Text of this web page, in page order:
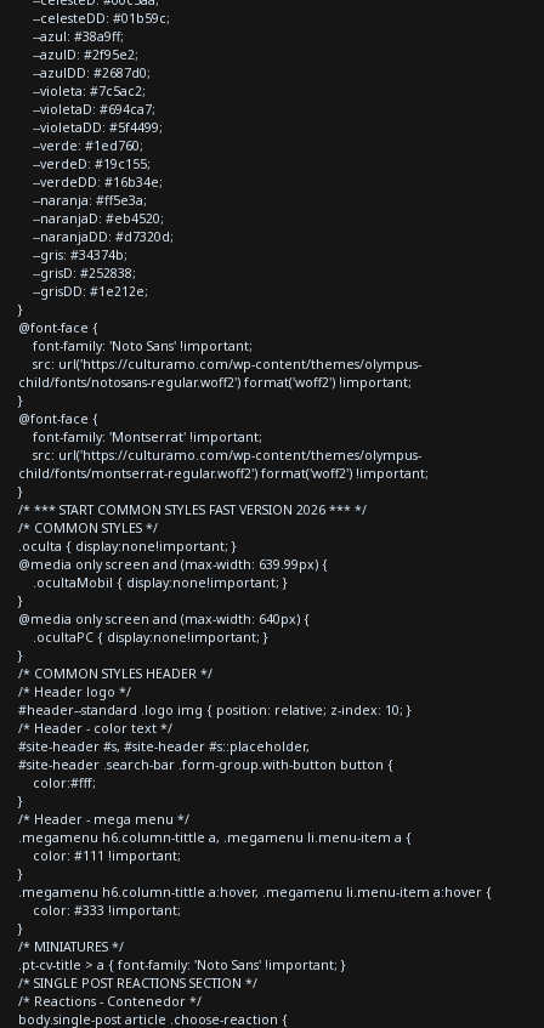
--celesteDD: #01b59c;
--azul: #38a9ff;
--azulD: #2f95e2;
--azulDD: #2687d0;
--violeta: #7c5ac2;
--violetaD: #694ca7;
--violetaDD: #5f4499;
--verde: #1ed760;
--verdeD: #19c155;
--verdeDD: #16b34e;
--naranja: #ff5e3a;
--naranjaD: #eb4520;
--naranjaDD: #d7320d;
--gris: #34374b;
--grisD: #252838;
--grisDD: #1e212e;
}
@font-face {
font-family: 'Noto Sans' !important;
src: url('https://culturamo.com/wp-content/themes/olympus-
child/fonts/notosans-regular.woff2') format('woff2') !important;
}
@font-face {
font-family: 'Montserrat' !important;
src: url('https://culturamo.com/wp-content/themes/olympus-
child/fonts/montserrat-regular.woff2') format('woff2') !important;
}
/* *** START COMMON STYLES FAST VERSION 2026 *** */
/* COMMON STYLES */
.oculta { display:none!important; }
@media only screen and (max-width: 639.99px) {
.ocultaMobil { display:none!important; }
}
@media only screen and (max-width: 640px) {
.ocultaPC { display:none!important; }
}
/* COMMON STYLES HEADER */
/* Header logo */
#header--standard .logo img { position: relative; z-index: 10; }
/* Header - color text */
#site-header #s, #site-header #s::placeholder,
#site-header .search-bar .form-group.with-button button {
color:#fff;
}
/* Header - mega menu */
.megamenu h6.column-tittle a, .megamenu li.menu-item a {
color: #111 !important;
}
.megamenu h6.column-tittle a:hover, .megamenu li.menu-item a:hover {
color: #333 !important;
}
/* MINIATURES */
.pt-cv-title > a { font-family: 'Noto Sans' !important; }
/* SINGLE POST REACTIONS SECTION */
/* Reactions - Contenedor */
body.single-post article .choose-reaction {